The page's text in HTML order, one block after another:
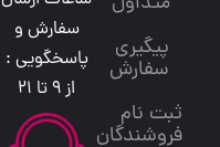
پیگیری
سفارش
ثبت نام
فروشندگان
سفارش و
پاسخگویی :
از 9 تا 21